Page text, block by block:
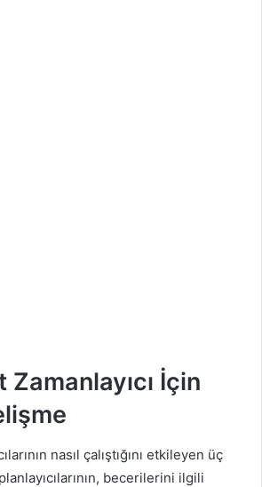
İçin
nasıl çalıştığını etkileyen üç
becerilerini ilgili